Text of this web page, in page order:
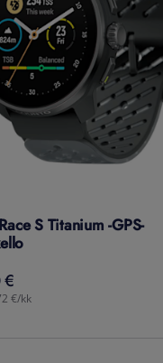
S Titanium -GPS-
€
€/kk